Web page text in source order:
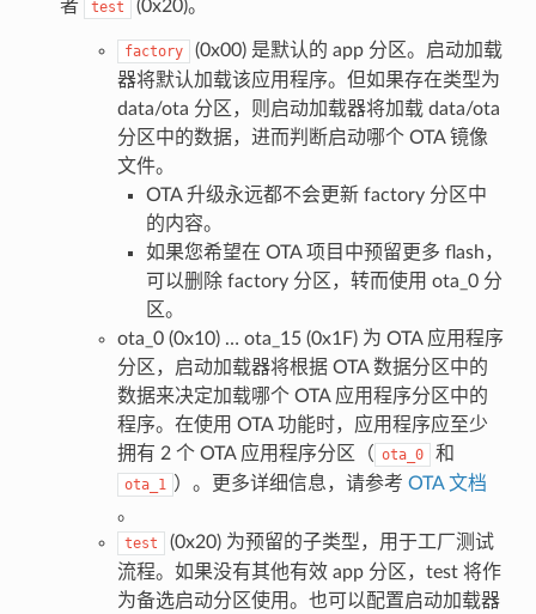
者
test (0x20)。
factory
(0x00) 是默认的 app 分区。启动加载
器将默认加载该应用程序。但如果存在类型为
data/ota 分区，则启动加载器将加载 data/ota
分区中的数据，进而判断启动哪个 OTA 镜像
文件。
OTA 升级永远都不会更新 factory 分区中
的内容。
如果您希望在 OTA 项目中预留更多 flash，
可以删除 factory 分区，转而使用 ota_0 分
区。
ota_0 (0x10) … ota_15 (0x1F) 为 OTA 应用程序
分区，启动加载器将根据 OTA 数据分区中的
数据来决定加载哪个 OTA 应用程序分区中的
程序。在使用 OTA 功能时，应用程序应至少
拥有 2 个 OTA 应用程序分区（ ota_0 和
ota_1 ）。更多详细信息，请参考 OTA 文档
。
test
(0x20) 为预留的子类型，用于工厂测试
流程。如果没有其他有效 app 分区，test 将作
为备选启动分区使用。也可以配置启动加载器